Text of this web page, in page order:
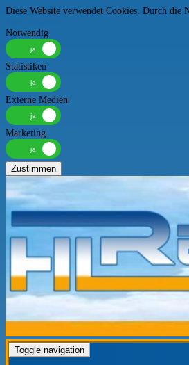
Diese Website verwendet Cookies. Durch die
Notwendig
Statistiken
Externe Medien
Marketing
Zustimmen
Toggle navigation